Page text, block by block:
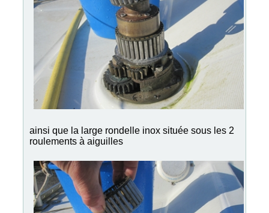
ainsi que la large rondelle inox située sous les 2
roulements à aiguilles